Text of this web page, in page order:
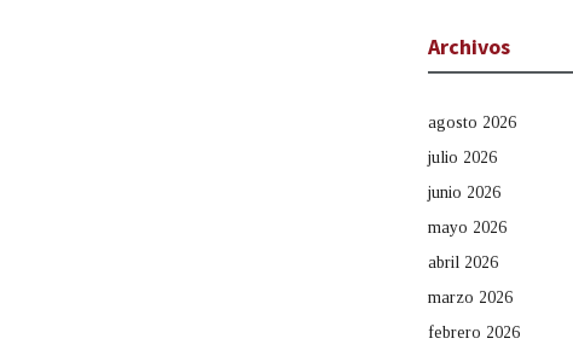
Archivos
agosto 2026
julio 2026
junio 2026
mayo 2026
abril 2026
marzo 2026
febrero 2026